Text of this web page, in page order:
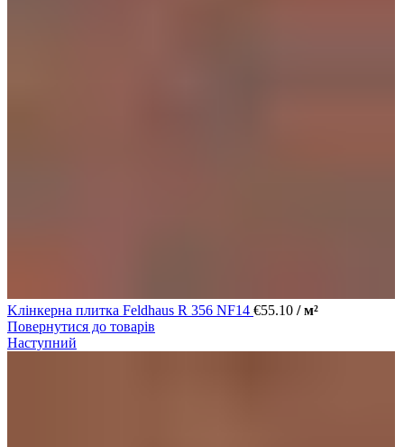
Kлінкерна плитка Feldhaus R 356 NF14 €55.10 / м²
Повернутися до товарів
Наступний